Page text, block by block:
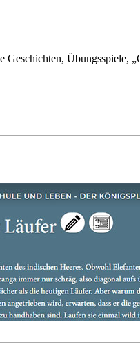
Übungsspiele,
spannende
Körper mit einbeziehen,